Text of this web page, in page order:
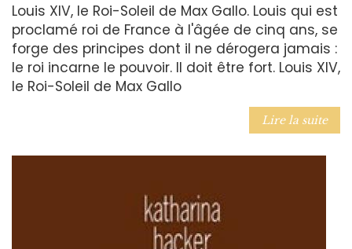
Louis XIV, le Roi-Soleil de Max Gallo. Louis qui est
proclamé roi de France à l'âgée de cinq ans, se
forge des principes dont il ne dérogera jamais :
le roi incarne le pouvoir. Il doit être fort. Louis XIV,
le Roi-Soleil de Max Gallo
Lire la suite